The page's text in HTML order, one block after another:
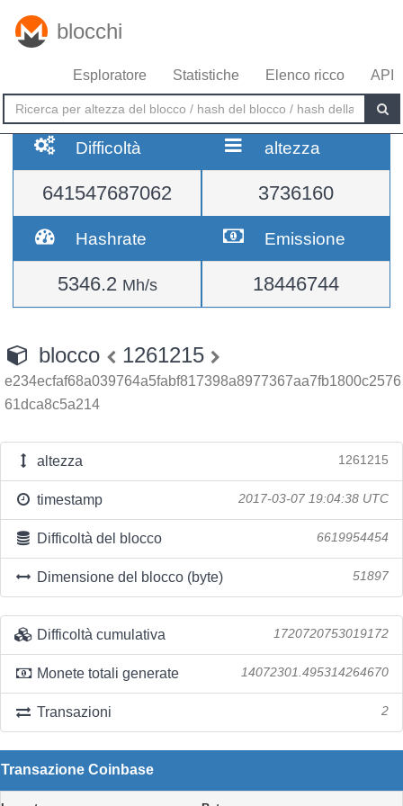
blocchi
Esploratore Statistiche Elenco ricco API
Difficoltà
641547687062
altezza
3736160
Hashrate
5346.2 Mh/s
Emissione
18446744
blocco 1261215
e234ecfaf68a039764a5fabf817398a8977367aa7fb1800c2576
61dca8c5a214
altezza 1261215
timestamp 2017-03-07 19:04:38 UTC
Difficoltà del blocco 6619954454
Dimensione del blocco (byte) 51897
Difficoltà cumulativa 1720720753019172
Monete totali generate 14072301.495314264670
Transazioni 2
Transazione Coinbase